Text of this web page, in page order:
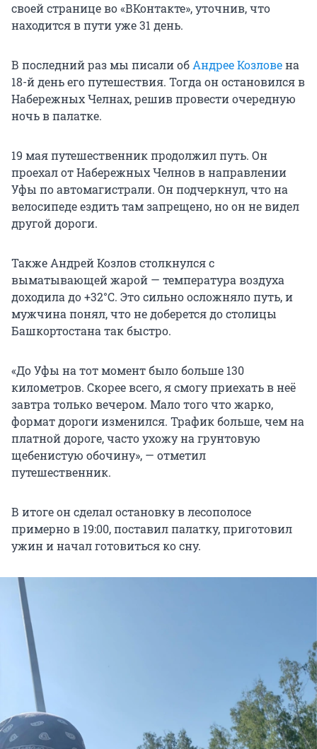
своей странице во «ВКонтакте», уточнив, что
находится в пути уже 31 день.
В последний раз мы писали обАндрее Козловена
18-й день его путешествия. Тогда он остановился в
Набережных Челнах, решив провести очередную
ночь в палатке.
19 мая путешественник продолжил путь. Он
проехал от Набережных Челнов в направлении
Уфы по автомагистрали. Он подчеркнул, что на
велосипеде ездить там запрещено, но он не видел
другой дороги.
Также Андрей Козлов столкнулся с
выматывающей жарой — температура воздуха
доходила до +32°C. Это сильно осложняло путь, и
мужчина понял, что не доберется до столицы
Башкортостана так быстро.
«До Уфы на тот момент было больше 130
километров. Скорее всего, я смогу приехать в неё
завтра только вечером. Мало того что жарко,
формат дороги изменился. Трафик больше, чем на
платной дороге, часто ухожу на грунтовую
щебенистую обочину», — отметил
путешественник.
В итоге он сделал остановку в лесополосе
примерно в 19:00, поставил палатку, приготовил
ужин и начал готовиться ко сну.